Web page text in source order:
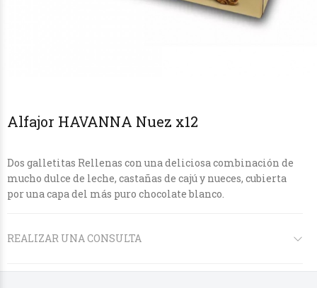
Alfajor HAVANNA Nuez x12
Dos galletitas Rellenas con una deliciosa combinación de
mucho dulce de leche, castañas de cajú y nueces, cubierta
por una capa del más puro chocolate blanco.
REALIZAR UNA CONSULTA